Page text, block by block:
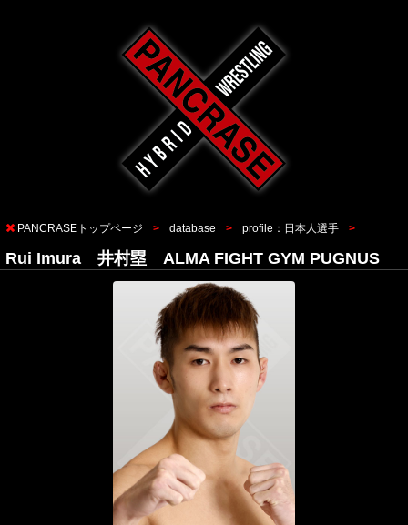
PANCRASEトップページ database profile：日本人選手
Rui Imura 井村塁 ALMA FIGHT GYM PUGNUS